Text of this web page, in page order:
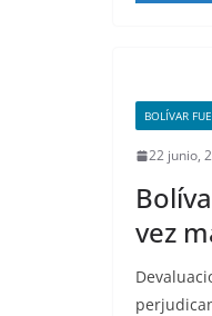
BOLÍVAR
22 junio,
vez